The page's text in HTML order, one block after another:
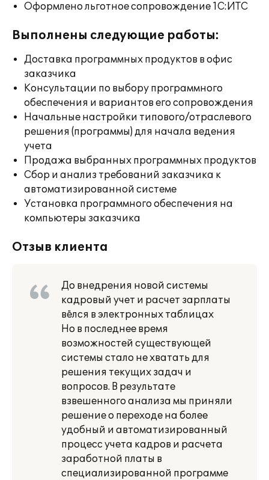
Оформлено льготное сопровождение 1С:ИТС
Выполнены следующие работы:
Доставка программных продуктов в офис
заказчика
Консультации по выбору программного
обеспечения и вариантов его сопровождения
Начальные настройки типового/отраслевого
решения (программы) для начала ведения
учета
Продажа выбранных программных продуктов
Сбор и анализ требований заказчика к
автоматизированной системе
Установка программного обеспечения на
компьютеры заказчика
Отзыв клиента
До внедрения новой системы
кадровый учет и расчет зарплаты
вёлся в электронных таблицах
Но в последнее время
возможностей существующей
системы стало не хватать для
решения текущих задач и
вопросов. В результате
взвешенного анализа мы приняли
решение о переходе на более
удобный и автоматизированный
процесс учета кадров и расчета
заработной платы в
специализированной программе